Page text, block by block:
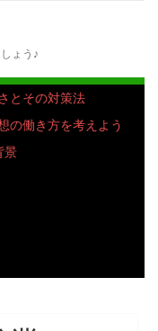
ょう♪
とその対策法
の働き方を考えよう
景